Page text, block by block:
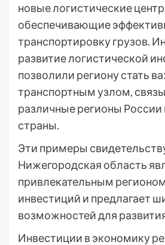
новые логистические
обеспечивающие
транспортировку грузов.
развитие логистической
позволили региону стать
транспортным узлом,
различные регионы
страны.
Эти примеры
Нижегородская область
привлекательным
инвестиций и предлагает
возможностей для
Инвестиции в экономику